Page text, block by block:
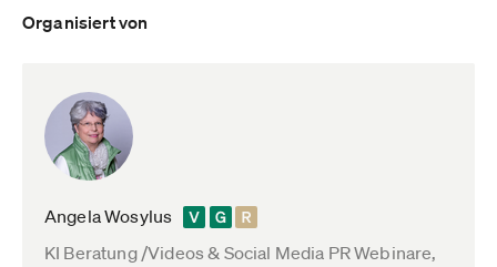
Organisiert von
Angela Wosylus
KI Beratung /Videos & Social Media PR Webinare,